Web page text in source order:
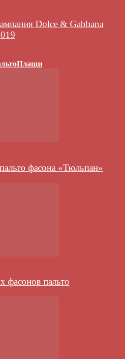
Dolce & Gabbana
Плащи
фасона «Тюльпан»
фасонов пальто